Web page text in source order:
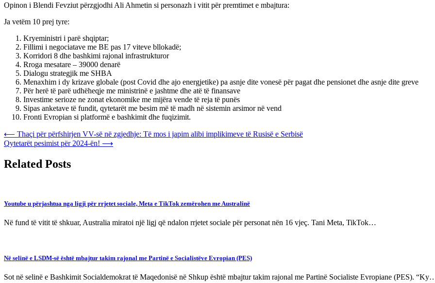
Opinon i Blendi Fevziut përzgjodhi Ali Ahmetin si personazh i vitit për premtimet e mbajtura:
Ja vetëm 10 prej tyre:
Kryeministri i parë shqiptar;
Fillimi i negociatave me BE pas 17 viteve bllokadë;
Korridori 8 dhe bashkimi rajonal infrastrukturor
Rroga mesatare – 39000 denarë
Dialogu strategjik me SHBA
Menaxhim i dy krizave globale (post Covid dhe ajo energjetike) pa asnje dite vonesë për pagat dhe pensionet dhe asnje dite greve
Për herë të parë udhëheqje me ministrinë e jashtme dhe atë të finansave
Investime serioze ne zonat ekonomike me mijëra vende të reja të punës
Sipas anketave të fundit, qytetarët me besim më të madh në sistemin arsimor në vend
Fronti Evropian si platformë e bashkimit dhe fuqizimit.
Post
navigation
⟵ Thaçi për përfshirjen VV-së në zgjedhje: Të mos i japim alibi implikimeve të Rusisë e Serbisë
Qytetarët pesimist për 2024-ën! ⟶
Related Posts
Youtube u përjashtua nga ligji për rrjetet sociale, Meta e TikTok zemërohen me Australinë
Në fund të vitit të shkuar, Australia miratoi një ligj që ndalon rrjetet sociale për personat nën 16 vjeç. Tani Meta, TikTok…
Në selinë e LSDM-së është mbajtur takim rajonal me Partinë e Socialistëve Evropian (PES)
Sot në selinë e Bashkimit Socialdemokrat të Maqedonisë në Shkup është mbajtur takim rajonal me Partinë Socialiste Evropiane (PES).